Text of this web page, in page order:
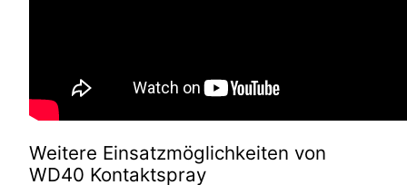
Weitere Einsatzmöglichkeiten von
WD40 Kontaktspray